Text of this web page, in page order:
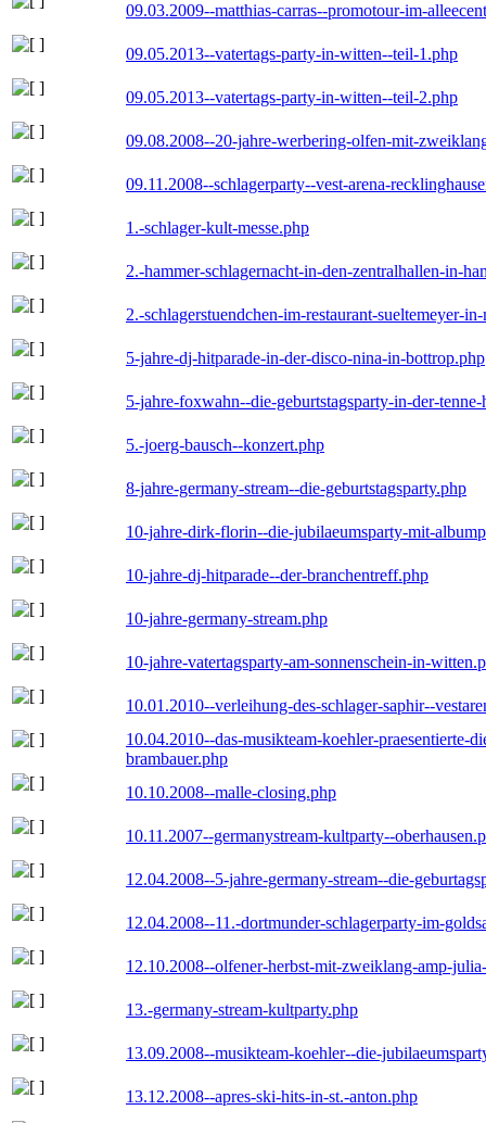
09.03.2009--matthias-carras--promotour-im-
09.05.2013--vatertags-party-in-witten--teil-1.php
09.05.2013--vatertags-party-in-witten--teil-2.php
09.08.2008--20-jahre-werbering-olfen-mit-
09.11.2008--schlagerparty--vest-arena-
1.-schlager-kult-messe.php
2.-hammer-schlagernacht-in-den-zentralhallen-in-
2.-schlagerstuendchen-im-restaurant-sueltemeyer-
5-jahre-dj-hitparade-in-der-disco-nina-in-bottrop.php
5-jahre-foxwahn--die-geburtstagsparty-in-der-tenne-
5.-joerg-bausch--konzert.php
8-jahre-germany-stream--die-geburtstagsparty.php
10-jahre-dirk-florin--die-jubilaeumsparty-mit-
10-jahre-dj-hitparade--der-branchentreff.php
10-jahre-germany-stream.php
10-jahre-vatertagsparty-am-sonnenschein-in-
10.01.2010--verleihung-des-schlager-saphir--
10.04.2010--das-musikteam-koehler-praesentierte-
brambauer.php
10.10.2008--malle-closing.php
10.11.2007--germanystream-kultparty--
12.04.2008--5-jahre-germany-stream--die-
12.04.2008--11.-dortmunder-schlagerparty-im-
12.10.2008--olfener-herbst-mit-zweiklang-amp-
13.-germany-stream-kultparty.php
13.09.2008--musikteam-koehler--die-
13.12.2008--apres-ski-hits-in-st.-anton.php